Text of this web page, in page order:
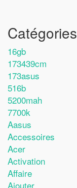
Catégories
16gb
173439cm
173asus
516b
5200mah
7700k
Aasus
Accessoires
Acer
Activation
Affaire
Ajouter